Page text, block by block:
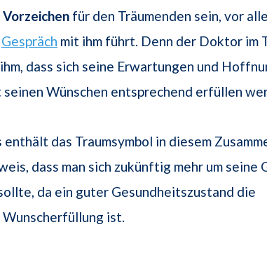
für den Träumenden sein, vor
Gespräch mit ihm führt. Denn der Doktor im
dass sich seine Erwartungen und
Wünschen entsprechend erfüllen
das Traumsymbol in diesem
dass man sich zukünftig mehr um seine
da ein guter Gesundheitszustand die
ist.